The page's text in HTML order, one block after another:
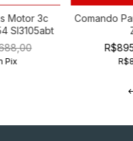
Motor 3c
Sl3105abt
Pix
Comando